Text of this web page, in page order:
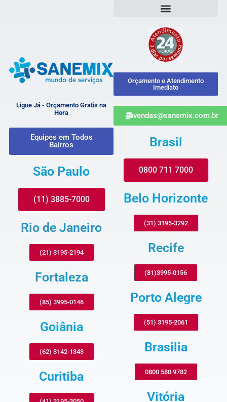
Ligue Já - Orçamento Gratis na
Hora
Equipes em Todos
Bairros
São Paulo
(11) 3885-7000
Rio de Janeiro
(21) 3195-2194
Fortaleza
(85) 3995-0146
Goiânia
(62) 3142-1343
Curitiba
Orçamento e Atendimento
Imediato
vendas@sanemix.com.br
Brasil
0800 711 7000
Belo Horizonte
(31) 3195-3292
Recife
(81)3995-0156
Porto Alegre
(51) 3195-2061
Brasilia
0800 580 9782
Vitória